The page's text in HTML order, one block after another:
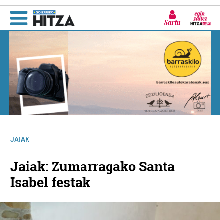
Sartu
JAIAK
Jaiak: Zumarragako Santa
Isabel festak